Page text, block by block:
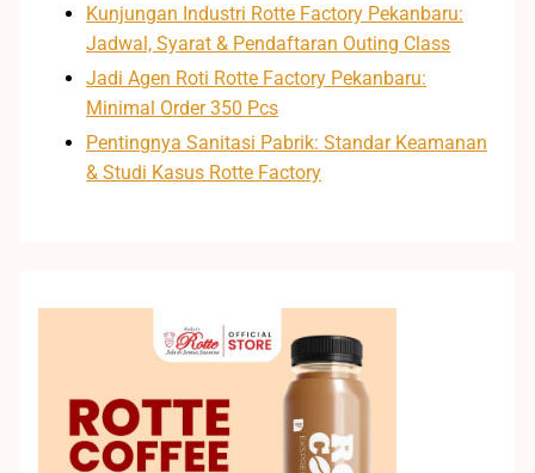
Kunjungan Industri Rotte Factory Pekanbaru:
Jadwal, Syarat & Pendaftaran Outing Class
Jadi Agen Roti Rotte Factory Pekanbaru:
Minimal Order 350 Pcs
Pentingnya Sanitasi Pabrik: Standar Keamanan
& Studi Kasus Rotte Factory